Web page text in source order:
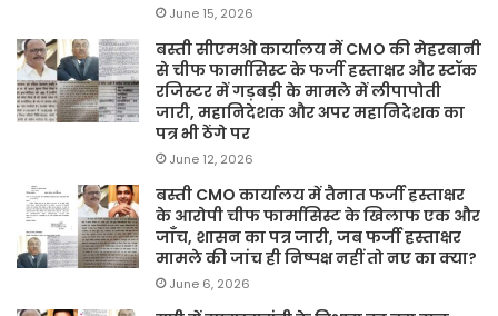
June 15, 2026
बस्ती सीएमओ कार्यालय में CMO की मेहरबानी
से चीफ फार्मासिस्ट के फर्जी हस्ताक्षर और स्टॉक
रजिस्टर में गड़बड़ी के मामले में लीपापोती
जारी, महानिदेशक और अपर महानिदेशक का
पत्र भी ठेंगे पर
June 12, 2026
बस्ती CMO कार्यालय में तैनात फर्जी हस्ताक्षर
के आरोपी चीफ फार्मासिस्ट के खिलाफ एक और
जाँच, शासन का पत्र जारी, जब फर्जी हस्ताक्षर
मामले की जांच ही निष्पक्ष नहीं तो नए का क्या?
June 6, 2026